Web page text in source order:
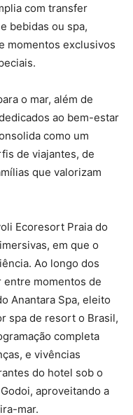
com transfer
bebidas ou spa,
momentos exclusivos
o mar, além de
ao bem-estar
como um
de viajantes, de
que valorizam
Ecoresort Praia do
em que o
Ao longo dos
entre momentos de
Anantara Spa, eleito
spa de resort o Brasil,
completa
e vivências
do hotel sob o
aproveitando a
mar.